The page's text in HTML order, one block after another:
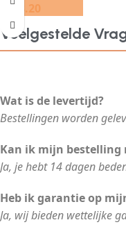
238.20
Veelgestelde
Wat is de levertijd?
Bestellingen worden
Kan ik mijn bestelling
Ja, je hebt 14 dagen
Heb ik garantie op
Ja, wij bieden wettelijke